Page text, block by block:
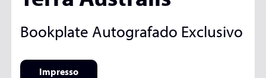
Bookplate Autografado Exclusivo
Impresso